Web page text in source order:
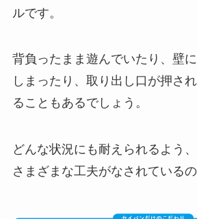
ルです。
背負ったまま遊んでいたり、壁
しまったり、取り出し口が押さ
ることもあるでしょう。
どんな状況にも耐えられるよう
さまざまな工夫がなされているの